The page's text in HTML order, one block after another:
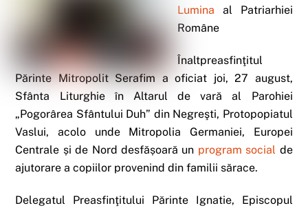
Lumina al Patriarhiei
Române
Înaltpreasfinţitul
Părinte Mitropolit Serafim a oficiat joi, 27 august,
Sfânta Liturghie în Altarul de vară al Parohiei
„Pogorârea Sfântului Duh” din Negreşti, Protopopiatul
Vaslui, acolo unde Mitropolia Germaniei, Europei
Centrale și de Nord desfășoară un program social de
ajutorare a copiilor provenind din familii sărace.
Delegatul Preasfinţitului Părinte Ignatie, Episcopul